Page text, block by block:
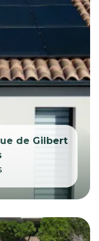
de Gilbert